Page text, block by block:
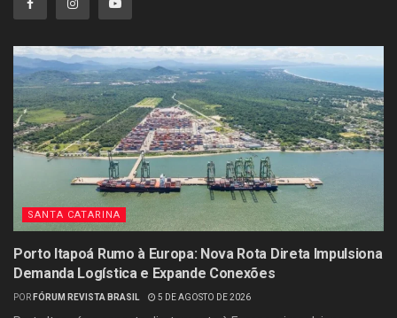
SANTA CATARINA
Porto Itapoá Rumo à Europa: Nova Rota Direta Impulsiona
Demanda Logística e Expande Conexões
POR FÓRUM REVISTA BRASIL 5 DE AGOSTO DE 2026